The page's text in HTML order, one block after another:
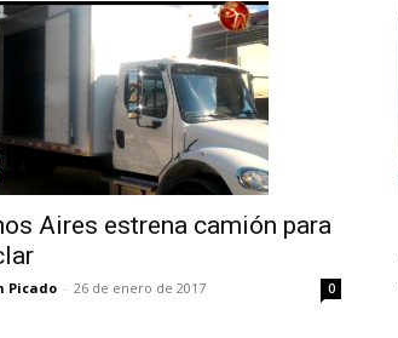
Aires estrena camión para
Picado - 26 de enero de 2017 0